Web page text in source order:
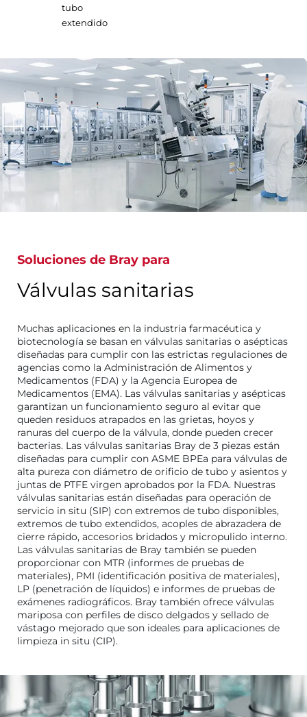
tubo
extendido
Soluciones de Bray para
Válvulas sanitarias
Muchas aplicaciones en la industria farmacéutica y
biotecnología se basan en válvulas sanitarias o asépticas
diseñadas para cumplir con las estrictas regulaciones de
agencias como la Administración de Alimentos y
Medicamentos (FDA) y la Agencia Europea de
Medicamentos (EMA). Las válvulas sanitarias y asépticas
garantizan un funcionamiento seguro al evitar que
queden residuos atrapados en las grietas, hoyos y
ranuras del cuerpo de la válvula, donde pueden crecer
bacterias. Las válvulas sanitarias Bray de 3 piezas están
diseñadas para cumplir con ASME BPEa para válvulas de
alta pureza con diámetro de orificio de tubo y asientos y
juntas de PTFE virgen aprobados por la FDA. Nuestras
válvulas sanitarias están diseñadas para operación de
servicio in situ (SIP) con extremos de tubo disponibles,
extremos de tubo extendidos, acoples de abrazadera de
cierre rápido, accesorios bridados y micropulido interno.
Las válvulas sanitarias de Bray también se pueden
proporcionar con MTR (informes de pruebas de
materiales), PMI (identificación positiva de materiales),
LP (penetración de líquidos) e informes de pruebas de
exámenes radiográficos. Bray también ofrece válvulas
mariposa con perfiles de disco delgados y sellado de
vástago mejorado que son ideales para aplicaciones de
limpieza in situ (CIP).